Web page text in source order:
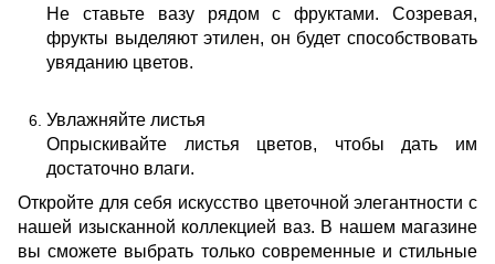
Не ставьте вазу рядом с фруктами. Созревая,
фрукты выделяют этилен, он будет способствовать
увяданию цветов.
Увлажняйте листья
Опрыскивайте листья цветов, чтобы дать им
достаточно влаги.
Откройте для себя искусство цветочной элегантности с
нашей изысканной коллекцией ваз. В нашем магазине
вы сможете выбрать только современные и стильные